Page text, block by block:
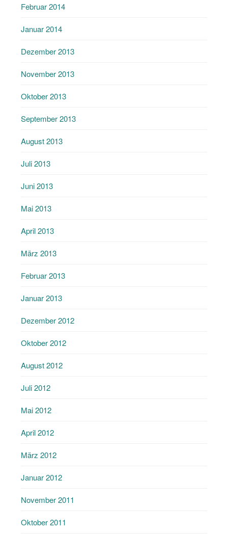
Februar 2014
Januar 2014
Dezember 2013
November 2013
Oktober 2013
September 2013
August 2013
Juli 2013
Juni 2013
Mai 2013
April 2013
März 2013
Februar 2013
Januar 2013
Dezember 2012
Oktober 2012
August 2012
Juli 2012
Mai 2012
April 2012
März 2012
Januar 2012
November 2011
Oktober 2011